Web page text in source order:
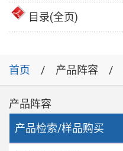
目录(全页)
首页 产品阵容
产品阵容
产品检索/样品购买